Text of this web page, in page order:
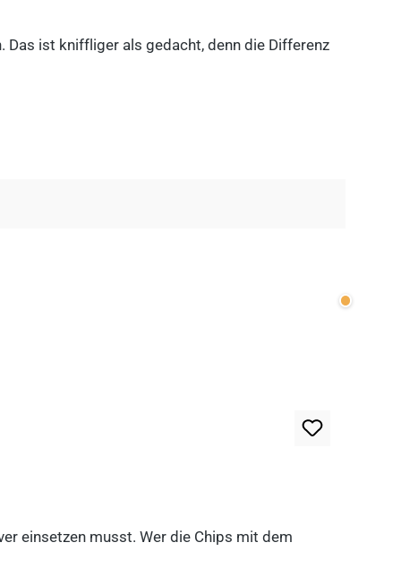
Das ist kniffliger als gedacht, denn die Differenz
Wenige
einsetzen musst. Wer die Chips mit dem